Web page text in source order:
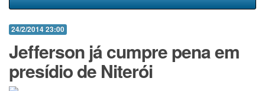
24/2/2014 23:00
Jefferson já cumpre pena em
presídio de Niterói